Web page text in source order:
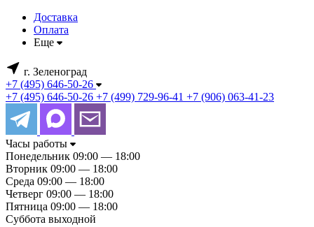
Доставка
Оплата
Еще
г. Зеленоград
+7 (495) 646-50-26
+7 (495) 646-50-26 +7 (499) 729-96-41 +7 (906) 063-41-23
Часы работы
Понедельник 09:00 — 18:00
Вторник 09:00 — 18:00
Среда 09:00 — 18:00
Четверг 09:00 — 18:00
Пятница 09:00 — 18:00
Суббота выходной